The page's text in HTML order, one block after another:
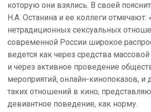
которую они взялись. В своей
Н.А. Останина и ее коллеги отмечают:
нетрадиционных сексуальных
современной России широкое
ведется как через средства
и через активное проведение
мероприятий, онлайн-кинопоказов, и
таких отношений в кино,
девиантное поведение, как норму.